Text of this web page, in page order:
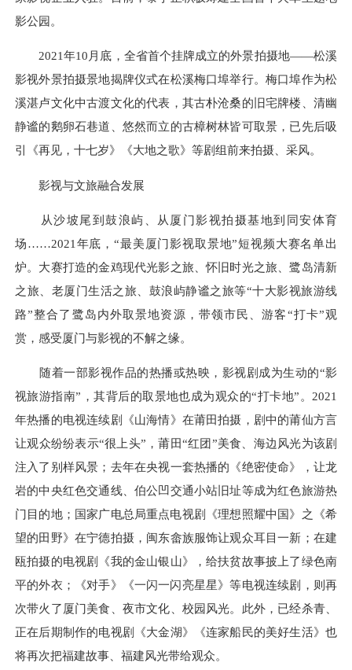
影公园。
2021年10月底，全省首个挂牌成立的外景拍摄地——松溪
影视外景拍摄景地揭牌仪式在松溪梅口埠举行。梅口埠作为松
溪湛卢文化中古渡文化的代表，其古朴沧桑的旧宅牌楼、清幽
静谧的鹅卵石巷道、悠然而立的古樟树林皆可取景，已先后吸
引《再见，十七岁》《大地之歌》等剧组前来拍摄、采风。
影视与文旅融合发展
从沙坡尾到鼓浪屿、从厦门影视拍摄基地到同安体育
场……2021年底，“最美厦门影视取景地”短视频大赛名单出
炉。大赛打造的金鸡现代光影之旅、怀旧时光之旅、鹭岛清新
之旅、老厦门生活之旅、鼓浪屿静谧之旅等“十大影视旅游线
路”整合了鹭岛内外取景地资源，带领市民、游客“打卡”观
赏，感受厦门与影视的不解之缘。
随着一部影视作品的热播或热映，影视剧成为生动的“影
视旅游指南”，其背后的取景地也成为观众的“打卡地”。2021
年热播的电视连续剧《山海情》在莆田拍摄，剧中的莆仙方言
让观众纷纷表示“很上头”，莆田“红团”美食、海边风光为该剧
注入了别样风景；去年在央视一套热播的《绝密使命》，让龙
岩的中央红色交通线、伯公凹交通小站旧址等成为红色旅游热
门目的地；国家广电总局重点电视剧《理想照耀中国》之《希
望的田野》在宁德拍摄，闽东畲族服饰让观众耳目一新；在建
瓯拍摄的电视剧《我的金山银山》，给扶贫故事披上了绿色南
平的外衣；《对手》《一闪一闪亮星星》等电视连续剧，则再
次带火了厦门美食、夜市文化、校园风光。此外，已经杀青、
正在后期制作的电视剧《大金湖》《连家船民的美好生活》也
将再次把福建故事、福建风光带给观众。